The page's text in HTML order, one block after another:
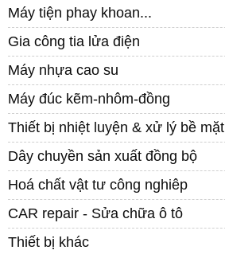
Máy tiện phay khoan...
Gia công tia lửa điện
Máy nhựa cao su
Máy đúc kẽm-nhôm-đồng
Thiết bị nhiệt luyện & xử lý bề mặt
Dây chuyền sản xuất đồng bộ
Hoá chất vật tư công nghiêp
CAR repair - Sửa chữa ô tô
Thiết bị khác